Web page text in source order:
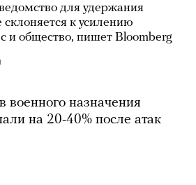
для удержания
к усилению
и общество, пишет Bloomberg
военного назначения
на 20-40% после атак